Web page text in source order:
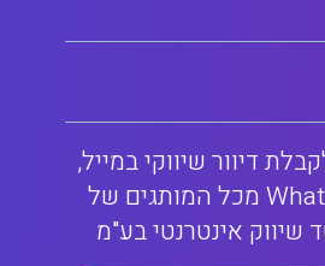
דיוור שיווקי במייל,
SMS, ו-WhatsApp מכל המותגים של
שיווק אינטרנטי בע"מ